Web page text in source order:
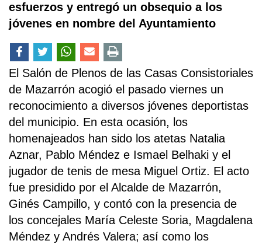
esfuerzos y entregó un obsequio a los
jóvenes en nombre del Ayuntamiento
El Salón de Plenos de las Casas Consistoriales
de Mazarrón acogió el pasado viernes un
reconocimiento a diversos jóvenes deportistas
del municipio. En esta ocasión, los
homenajeados han sido los atetas Natalia
Aznar, Pablo Méndez e Ismael Belhaki y el
jugador de tenis de mesa Miguel Ortiz. El acto
fue presidido por el Alcalde de Mazarrón,
Ginés Campillo, y contó con la presencia de
los concejales María Celeste Soria, Magdalena
Méndez y Andrés Valera; así como los